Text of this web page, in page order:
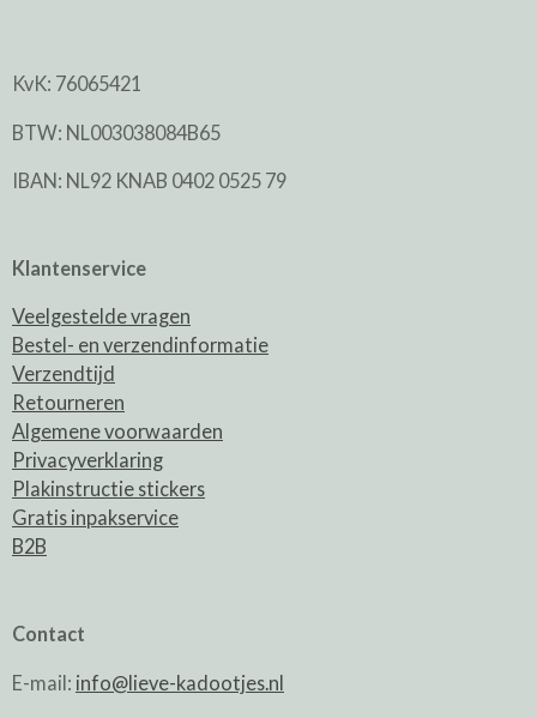
KvK: 76065421
BTW: NL003038084B65
IBAN: NL92 KNAB 0402 0525 79
Klantenservice
Veelgestelde vragen
Bestel- en verzendinformatie
Verzendtijd
Retourneren
Algemene voorwaarden
Privacyverklaring
Plakinstructie stickers
Gratis inpakservice
B2B
Contact
E-mail: info@lieve-kadootjes.nl